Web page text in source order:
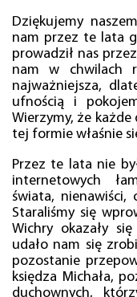
Dziękujemy
nam przez te lata
prowadził nas
nam w chwilach
najważniejsza,
ufnością i
Wierzymy, że każde
tej formie właśnie
Przez te lata nie
internetowych
świata, nienawiści,
Staraliśmy się
Wichry okazały
udało nam się
pozostanie
księdza Michała,
duchownych,